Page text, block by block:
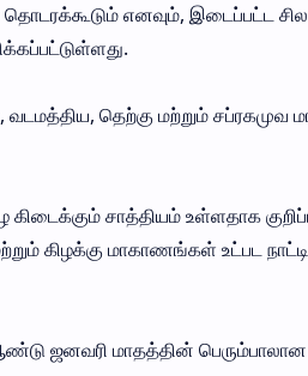
எனவும், இடைப்பட்ட
தெற்கு மற்றும் சப்ரகமுவ
சாத்தியம் உள்ளதாக
கிழக்கு மாகாணங்கள் உட்பட
ஜனவரி மாதத்தின்